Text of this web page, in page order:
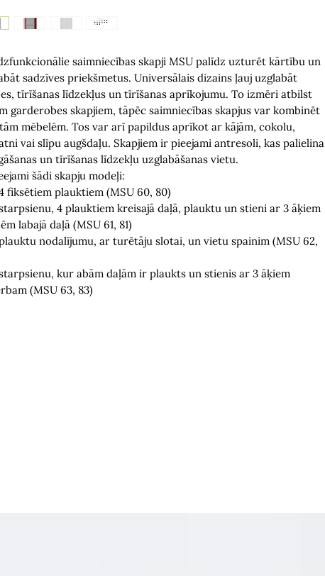
saimniecības skapji MSU palīdz uzturēt kārtību un
sadzīves priekšmetus. Universālais dizains ļauj uzglabāt
tīrīšanas līdzekļus un tīrīšanas aprīkojumu. To izmēri atbilst
garderobes skapjiem, tāpēc saimniecības skapjus var kombinēt
mēbelēm. Tos var arī papildus aprīkot ar kājām, cokolu,
vai slīpu augšdaļu. Skapjiem ir pieejami antresoli, kas palielina
un tīrīšanas līdzekļu uzglabāšanas vietu.
šādi skapju modeļi:
fiksētiem plauktiem (MSU 60, 80)
4 plauktiem kreisajā daļā, plauktu un stieni ar 3 āķiem
labajā daļā (MSU 61, 81)
nodalījumu, ar turētāju slotai, un vietu spainim (MSU 62,
kur abām daļām ir plaukts un stienis ar 3 āķiem
(MSU 63, 83)